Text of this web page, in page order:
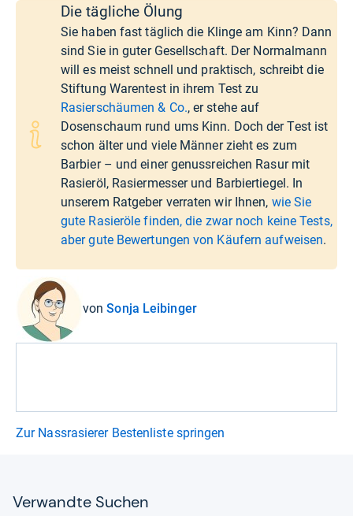
Die tägliche Ölung
Sie haben fast täglich die Klinge am Kinn? Dann
sind Sie in guter Gesellschaft. Der Normalmann
will es meist schnell und praktisch, schreibt die
Stiftung Warentest in ihrem Test zu
Rasierschäumen & Co., er stehe auf
Dosenschaum rund ums Kinn. Doch der Test ist
schon älter und viele Männer zieht es zum
Barbier – und einer genussreichen Rasur mit
Rasieröl, Rasiermesser und Barbiertiegel. In
unserem Ratgeber verraten wir Ihnen, wie Sie
gute Rasieröle finden, die zwar noch keine Tests,
aber gute Bewertungen von Käufern aufweisen.
vonSonja Leibinger
Zur Nassrasierer Bestenliste springen
Ver­wandte Suchen